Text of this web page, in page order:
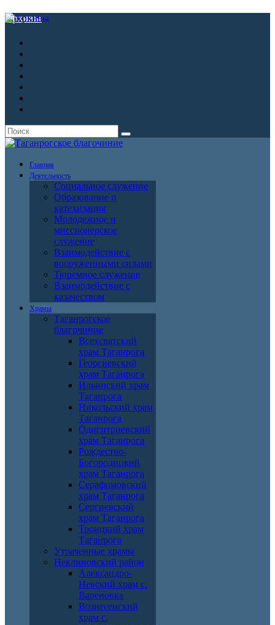
Архивы
Главная
Деятельность
Социальное служение
Образование и
катехизация
Молодежное и
миссионерское
служение
Взаимодействие с
вооруженными силами
Тюремное служение
Взаимодействие с
казачеством
Храмы
Таганрогское
благочиние
Всехсвятский
храм Таганрога
Георгиевский
храм Таганрога
Ильинский храм
Таганрога
Никольский храм
Таганрога
Одигитриевский
храм Таганрога
Рождество-
Богородицкий
храм Таганрога
Серафимовский
храм Таганрога
Сергиевский
храм Таганрога
Троицкий храм
Таганрога
Утраченные храмы
Неклиновский район
Александро-
Невский храм с.
Вареновка
Вознесенский
храм с.